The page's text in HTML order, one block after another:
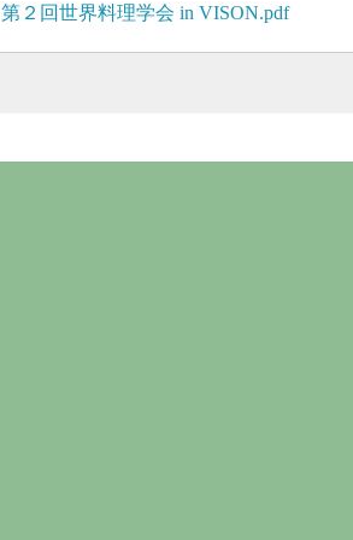
第２回世界料理学会 in VISON.pdf